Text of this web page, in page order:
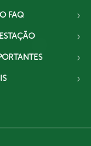
FAQ